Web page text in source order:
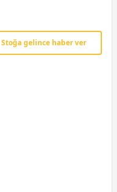
Stoğa gelince haber ver